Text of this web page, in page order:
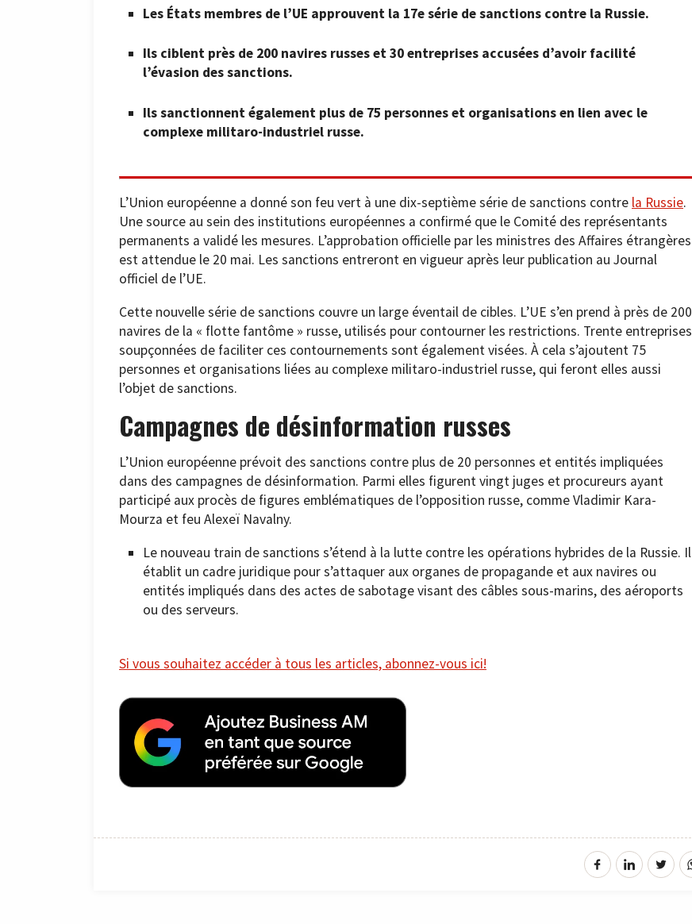
Les États membres de l’UE approuvent la 17e série de sanctions contre la Russie.
Ils ciblent près de 200 navires russes et 30 entreprises accusées d’avoir facilité
l’évasion des sanctions.
Ils sanctionnent également plus de 75 personnes et organisations en lien avec le
complexe militaro-industriel russe.
L’Union européenne a donné son feu vert à une dix-septième série de sanctions contre la Russie.
Une source au sein des institutions européennes a confirmé que le Comité des représentants
permanents a validé les mesures. L’approbation officielle par les ministres des Affaires étrangères
est attendue le 20 mai. Les sanctions entreront en vigueur après leur publication au Journal
officiel de l’UE.
Cette nouvelle série de sanctions couvre un large éventail de cibles. L’UE s’en prend à près de 200
navires de la « flotte fantôme » russe, utilisés pour contourner les restrictions. Trente entreprises
soupçonnées de faciliter ces contournements sont également visées. À cela s’ajoutent 75
personnes et organisations liées au complexe militaro-industriel russe, qui feront elles aussi
l’objet de sanctions.
Campagnes de désinformation russes
L’Union européenne prévoit des sanctions contre plus de 20 personnes et entités impliquées
dans des campagnes de désinformation. Parmi elles figurent vingt juges et procureurs ayant
participé aux procès de figures emblématiques de l’opposition russe, comme Vladimir Kara-
Mourza et feu Alexeï Navalny.
Le nouveau train de sanctions s’étend à la lutte contre les opérations hybrides de la Russie. Il
établit un cadre juridique pour s’attaquer aux organes de propagande et aux navires ou
entités impliqués dans des actes de sabotage visant des câbles sous-marins, des aéroports
ou des serveurs.
Si vous souhaitez accéder à tous les articles, abonnez-vous ici!